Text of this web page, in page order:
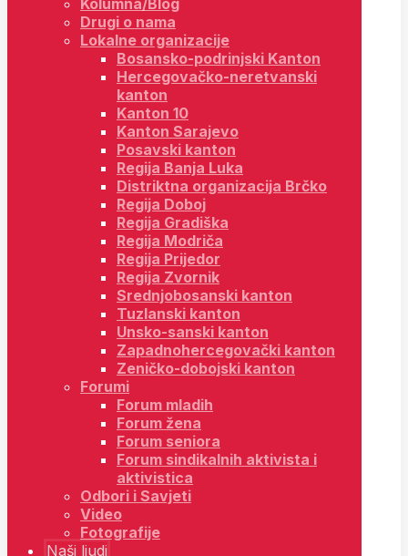
Kolumna/Blog
Drugi o nama
Lokalne organizacije
Bosansko-podrinjski Kanton
Hercegovačko-neretvanski
kanton
Kanton 10
Kanton Sarajevo
Posavski kanton
Regija Banja Luka
Distriktna organizacija Brčko
Regija Doboj
Regija Gradiška
Regija Modriča
Regija Prijedor
Regija Zvornik
Srednjobosanski kanton
Tuzlanski kanton
Unsko-sanski kanton
Zapadnohercegovački kanton
Zeničko-dobojski kanton
Forumi
Forum mladih
Forum žena
Forum seniora
Forum sindikalnih aktivista i
aktivistica
Odbori i Savjeti
Video
Fotografije
Naši ljudi